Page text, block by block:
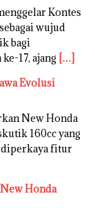
Kontes
wujud
bagi
17, ajang […]
Evolusi
New Honda
160cc yang
diperkaya fitur
Honda